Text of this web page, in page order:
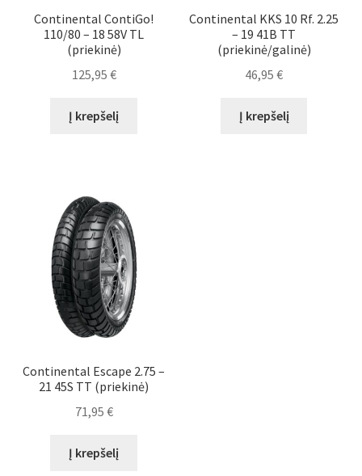
Continental ContiGo!
110/80 – 18 58V TL
(priekinė)
125,95 €
Į krepšelį
Continental KKS 10 Rf. 2.25
– 19 41B TT
(priekinė/galinė)
46,95€
Į krepšelį
Continental Escape 2.75 –
21 45S TT (priekinė)
71,95 €
Į krepšelį